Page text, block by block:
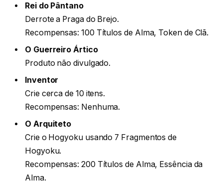
Rei do Pântano
Derrote a Praga do Brejo.
Recompensas: 100 Títulos de Alma, Token de Clã.
O Guerreiro Ártico
Produto não divulgado.
Inventor
Crie cerca de 10 itens.
Recompensas: Nenhuma.
O Arquiteto
Crie o Hogyoku usando 7 Fragmentos de
Hogyoku.
Recompensas: 200 Títulos de Alma, Essência da
Alma.